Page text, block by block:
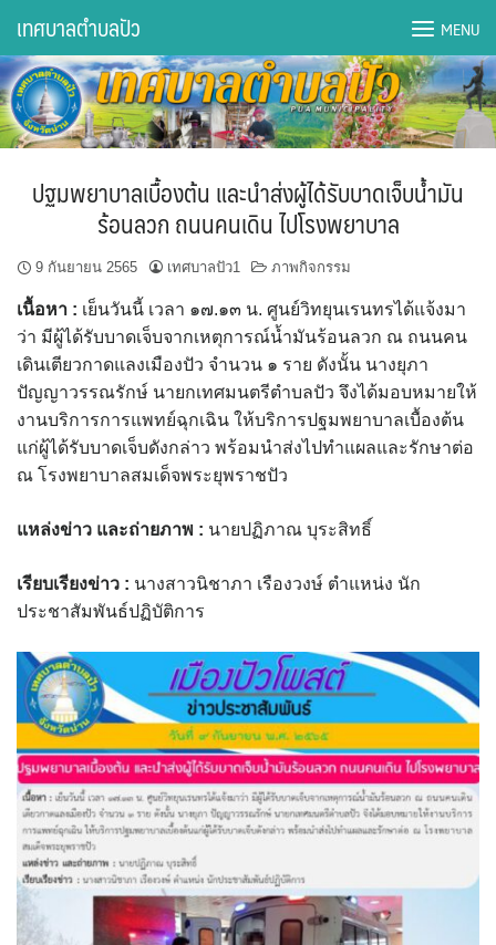
content
DWQA Ask Question
DWQA Questions
กองการศึกษา
กองคลัง
กองช่าง
กองยุทธศาสตร์และงบประมาณ
กองสาธารณสุขฯ
การเปิดเผยข้อมูลข่าวสารปี 2566 integrity transparency
assessment ITA2023
ข้อกำหนดการใช้งาน
ข้อมูลประชากร
ข้อมูลพื้นฐานของศูนย์บริการนักท่องเที่ยว เทศบาลตำบลปัว
ขั้นตอนการขอรับบริการ
งบแสดงฐานะการคลัง
งบแสดงฐานะการเงิน เทศบาลตำบลปัว ประจำปีงบประมาณ 2561
ติดต่อหน่วยงาน
เทศบาลตำบลปัว MENU
ปฐมพยาบาลเบื้องต้น และนำส่งผู้ได้รับบาดเจ็บน้ำมัน
ร้อนลวก ถนนคนเดิน ไปโรงพยาบาล
9 กันยายน 2565 เทศบาลปัว1 ภาพกิจกรรม
เนื้อหา : เย็นวันนี้ เวลา ๑๗.๑๓ น. ศูนย์วิทยุนเรนทรได้แจ้งมา
ว่า มีผู้ได้รับบาดเจ็บจากเหตุการณ์น้ำมันร้อนลวก ณ ถนนคน
เดินเตียวกาดแลงเมืองปัว จำนวน ๑ ราย ดังนั้น นางยุภา
ปัญญาวรรณรักษ์ นายกเทศมนตรีตำบลปัว จึงได้มอบหมายให้
งานบริการการแพทย์ฉุกเฉิน ให้บริการปฐมพยาบาลเบื้องต้น
แก่ผู้ได้รับบาดเจ็บดังกล่าว พร้อมนำส่งไปทำแผลและรักษาต่อ
ณ โรงพยาบาลสมเด็จพระยุพราชปัว
แหล่งข่าว และถ่ายภาพ : นายปฏิภาณ บุระสิทธิ์
เรียบเรียงข่าว : นางสาวนิชาภา เรืองวงษ์ ตำแหน่ง นัก
ประชาสัมพันธ์ปฏิบัติการ